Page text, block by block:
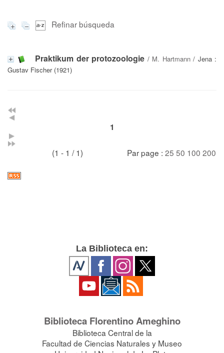
Refinar búsqueda
Praktikum der protozoologie / M. Hartmann/ Jena :
Gustav Fischer (1921)
1
(1 - 1 / 1) Par page : 25 50 100 200
La Biblioteca en:
Biblioteca Florentino Ameghino
Biblioteca Central de la
Facultad de Ciencias Naturales y Museo